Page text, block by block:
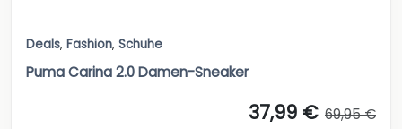
Deals, Fashion, Schuhe
Puma Carina 2.0 Damen-Sneaker
37,99 € 69,95 €